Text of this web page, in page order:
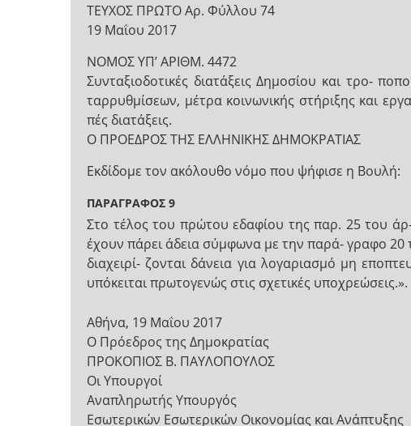
ΤΕΥΧΟΣ ΠΡΩΤΟ Αρ. Φύλλου 74
19 Μαΐου 2017
NOMOΣ ΥΠ’ ΑΡΙΘΜ. 4472
Συνταξιοδοτικές διατάξεις Δημοσίου και τρο-
ταρρυθμίσεων, μέτρα κοινωνικής στήριξης και
πές διατάξεις.
Ο ΠΡΟΕΔΡΟΣ ΤΗΣ ΕΛΛΗΝΙΚΗΣ ΔΗΜΟΚΡΑΤΙΑΣ
Εκδίδομε τον ακόλουθο νόμο που ψήφισε η Βουλή:
ΠΑΡΑΓΡΑΦΟΣ 9
Στο τέλος του πρώτου εδαφίου της παρ. 25 του
έχουν πάρει άδεια σύμφωνα με την παρά- γραφο
διαχειρί- ζονται δάνεια για λογαριασμό μη
υπόκειται πρωτογενώς στις σχετικές υποχρεώσεις.».
Αθήνα, 19 Μαΐου 2017
Ο Πρόεδρος της Δημοκρατίας
ΠΡΟΚΟΠΙΟΣ Β. ΠΑΥΛΟΠΟΥΛΟΣ
Οι Υπουργοί
Αναπληρωτής Υπουργός
Εσωτερικών Εσωτερικών Οικονομίας και Ανάπτυξης